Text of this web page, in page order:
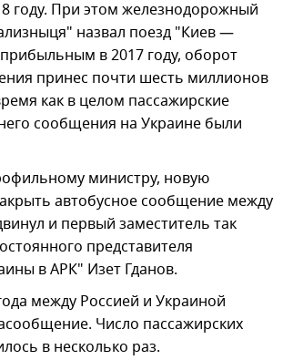
году. При этом железнодорожный
назвал поезд "Киев —
в 2017 году, оборот
принес почти шесть миллионов
как в целом пассажирские
сообщения на Украине были
министру, новую
автобусное сообщение между
и первый заместитель так
представителя
в АРК" Изет Гданов.
между Россией и Украиной
Число пассажирских
в несколько раз.